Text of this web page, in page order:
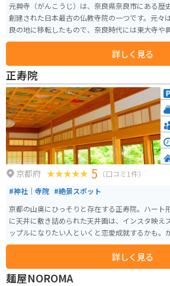
元興寺（がんこうじ）は、奈良県奈良市にある歴
創建された日本最古の仏教寺院の一つです。元々
良の地に移転したもので、奈良時代には東大寺や
えました。元興寺の見どころは、国宝に指定され
「禅室」です。本堂の屋根には、飛鳥時代の瓦が
歴史を感じさせます。 また、極楽坊の周辺には四季折々の花が咲き誇り、静
かで落ち着いた雰囲気の中で仏教の歴史に触れる
は「地蔵会万灯供養」が行われ、境内が無数の灯
景が広がります。歴史好きや仏教文化に興味があ
ある場所です。駐車場はありませんが、観光地な
辺にあります。
詳しく見る
正寿院
京都府 5 （口コミ1件）
#神社｜寺院 #絶景スポット
京都の山奥にひっそりと存在する正寿院。ハート
に天井に敷き詰められた天井画は、インスタ映え
ップルになりたい人といくと恋愛成就するかも。
な写真を求めるかたも是非足を運んでみてくださ
詳しく見る
麺屋NOROMA